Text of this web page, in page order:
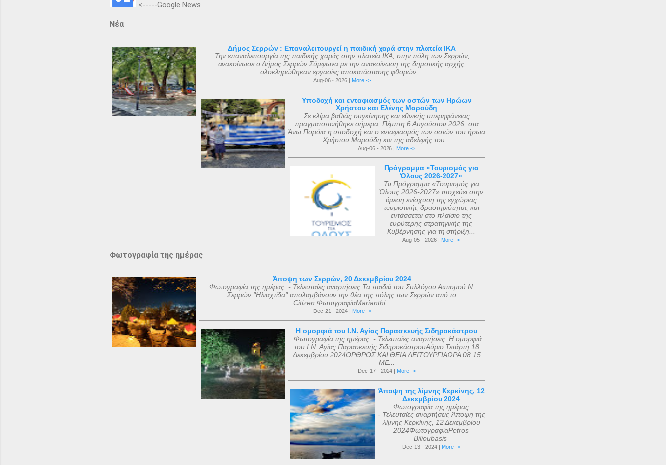
<-----Google News
Νέα
Δήμος Σερρών : Επαναλειτουργεί η παιδική χαρά στην πλατεία ΙΚΑ
Την επαναλειτουργία της παιδικής χαράς στην πλατεία ΙΚΑ, στην πόλη των Σερρών,
ανακοίνωσε ο Δήμος Σερρών.Σύμφωνα με την ανακοίνωση της δημοτικής αρχής,
ολοκληρώθηκαν εργασίες αποκατάστασης φθορών,...
Aug-06 - 2026 | More ->
Υποδοχή και ενταφιασμός των οστών των Ηρώων
Χρήστου και Ελένης Μαρούδη
Σε κλίμα βαθιάς συγκίνησης και εθνικής υπερηφάνειας
πραγματοποιήθηκε σήμερα, Πέμπτη 6 Αυγούστου 2026, στα
Άνω Πορόια η υποδοχή και ο ενταφιασμός των οστών του ήρωα
Χρήστου Μαρούδη και της αδελφής του...
Aug-06 - 2026 | More ->
Πρόγραμμα «Τουρισμός για
Όλους 2026-2027»
Το Πρόγραμμα «Τουρισμός για
Όλους 2026-2027» στοχεύει στην
άμεση ενίσχυση της εγχώριας
τουριστικής δραστηριότητας και
εντάσσεται στο πλαίσιο της
ευρύτερης στρατηγικής της
Κυβέρνησης για τη στήριξη...
Aug-05 - 2026 | More ->
Φωτογραφία της ημέρας
Άποψη των Σερρών, 20 Δεκεμβρίου 2024
Φωτογραφία της ημέρας - Τελευταίες αναρτήσεις Τα παιδιά του Συλλόγου Αυτισμού Ν.
Σερρών "Ηλιαχτίδα" απολαμβάνουν την θέα της πόλης των Σερρών από το
Citizen.ΦωτογραφίαMarianthi...
Dec-21 - 2024 | More ->
Η ομορφιά του Ι.Ν. Αγίας Παρασκευής Σιδηροκάστρου
Φωτογραφία της ημέρας - Τελευταίες αναρτήσεις Η ομορφιά
του Ι.Ν. Αγίας Παρασκευής ΣιδηροκάστρουΑύριο Τετάρτη 18
Δεκεμβρίου 2024ΟΡΘΡΟΣ ΚΑΙ ΘΕΙΑ ΛΕΙΤΟΥΡΓΙΑΩΡΑ 08:15
ΜΕ...
Dec-17 - 2024 | More ->
Άποψη της λίμνης Κερκίνης, 12
Δεκεμβρίου 2024
Φωτογραφία της ημέρας
- Τελευταίες αναρτήσεις Άποψη της
λίμνης Κερκίνης, 12 Δεκεμβρίου
2024ΦωτογραφίαPetros
Bilioubasis
Dec-13 - 2024 | More ->